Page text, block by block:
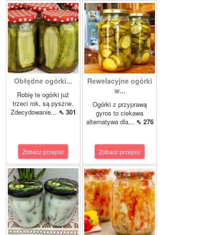
Obłędne ogórki...
Robię te ogórki już
trzeci rok, są pyszne.
Zdecydowanie... ⇖ 301
Zobacz przepis!
Rewelacyjne ogórki
w...
Ogórki z przyprawą
gyros to ciekawa
alternatywa dla... ⇖ 276
Zobacz przepis!